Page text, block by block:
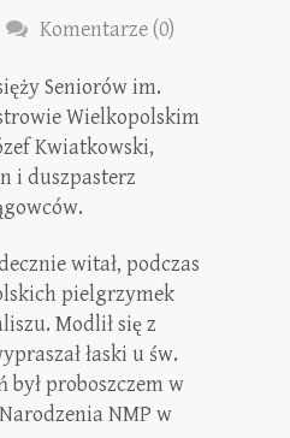
Komentarze (0)
Seniorów im.
Wielkopolskim
Kwiatkowski,
i duszpasterz
witał, podczas
pielgrzymek
Modlił się z
łaski u św.
był proboszczem w
NMP w